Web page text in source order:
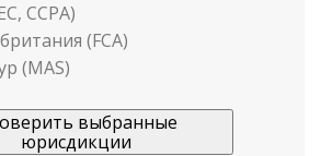
CCPA)
(FCA)
(MAS)
выбранные
юрисдикции